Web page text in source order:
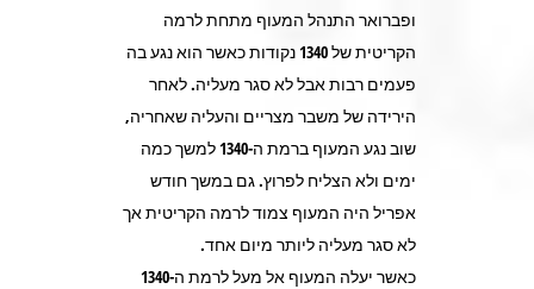
ופברואר התנהל המעוף מתחת לרמה
הקריטית של 1340 נקודות כאשר הוא נגע בה
פעמים רבות אבל לא סגר מעליה. לאחר
הירידה של משבר מצריים והעליה שאחריה,
שוב נגע המעוף ברמת ה-1340 למשך כמה
ימים ולא הצליח לפרוץ. גם במשך חודש
אפריל היה המעוף צמוד לרמה הקריטית אך
לא סגר מעליה ליותר מיום אחד.
כאשר יעלה המעוף אל מעל לרמת ה-1340